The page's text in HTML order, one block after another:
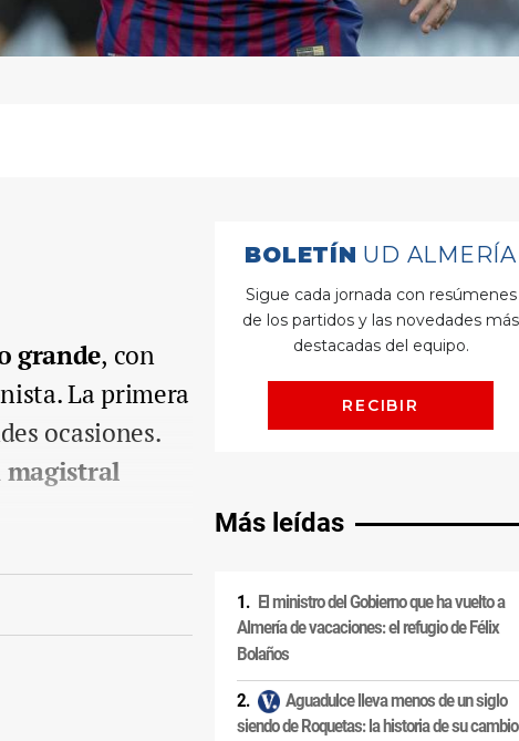
grande, con
La primera
ocasiones.
magistral
Más leídas
El ministro del Gobierno que ha vuelto a
Almería de vacaciones: el refugio de Félix
Bolaños
Aguadulce lleva menos de un siglo
siendo de Roquetas: la historia de su cambio